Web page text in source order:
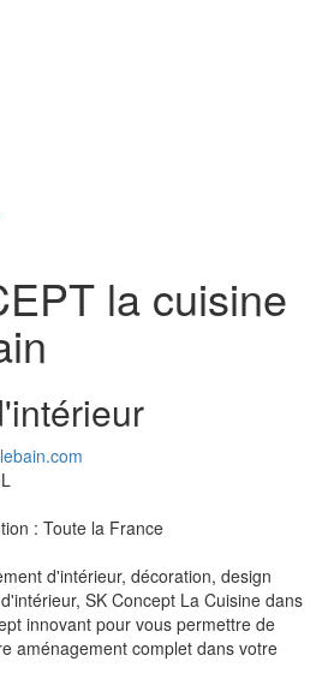
la cuisine
: Toute la France
d'intérieur, décoration, design
SK Concept La Cuisine dans
innovant pour vous permettre de
aménagement complet dans votre